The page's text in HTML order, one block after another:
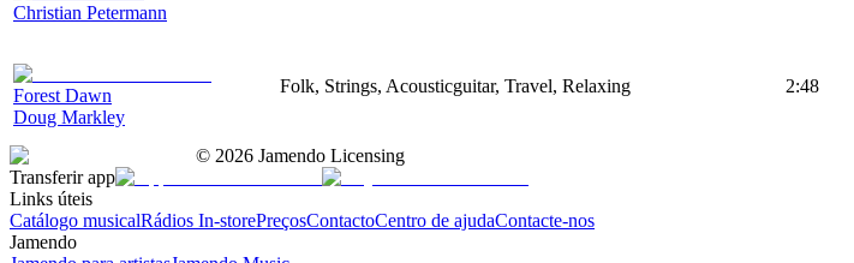
Christian Petermann
Forest Dawn
Doug Markley
Folk, Strings, Acousticguitar, Travel, Relaxing 2:48
© 2026 Jamendo Licensing
Transferir app
Links úteis
Catálogo musicalRádios In-storePreçosContactoCentro de ajudaContacte-nos
Jamendo